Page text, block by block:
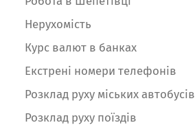
Нерухомість
Курс валют в банках
Екстрені номери телефонів
Розклад руху міських автобусів
Розклад руху поїздів